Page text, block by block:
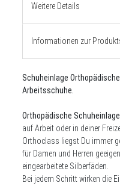
Weitere Details
Informationen zur
Schuheinlage
Arbeitsschuhe.
Orthopädische
auf Arbeit oder in deiner
Orthoclass liegst Du immer
für Damen und Herren
eingearbeitete Silberfäden.
Bei jedem Schritt wirken die